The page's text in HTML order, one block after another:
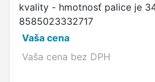
kvality - hmotnosť palice je
8585023332717
Vaša cena
Vaša cena bez DPH